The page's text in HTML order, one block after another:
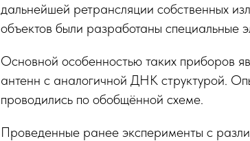
дальнейшей ретрансляции собственных
объектов были разработаны
Основной особенностью таких приборов
антенн с аналогичной ДНК структурой.
проводились по обобщённой схеме.
Проведенные ранее эксперименты с